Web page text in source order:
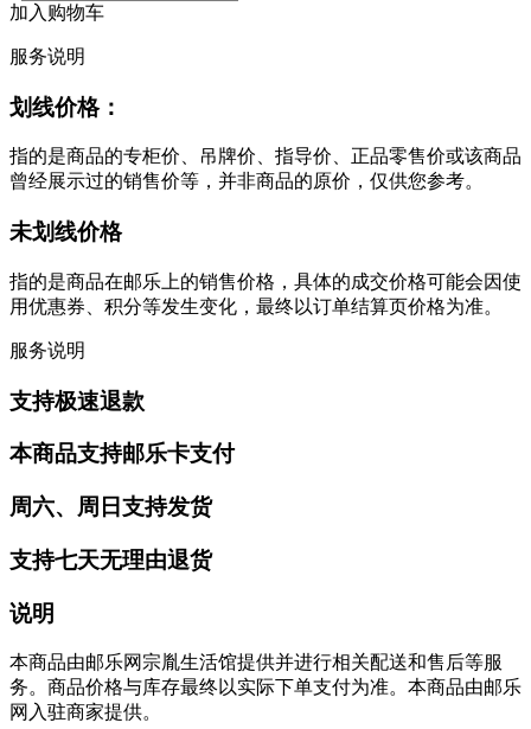
加入购物车
服务说明
划线价格：
指的是商品的专柜价、吊牌价、指导价、正品零售价或该商品
曾经展示过的销售价等，并非商品的原价，仅供您参考。
未划线价格
指的是商品在邮乐上的销售价格，具体的成交价格可能会因使
用优惠券、积分等发生变化，最终以订单结算页价格为准。
服务说明
支持极速退款
本商品支持邮乐卡支付
周六、周日支持发货
支持七天无理由退货
说明
本商品由邮乐网宗胤生活馆提供并进行相关配送和售后等服
务。商品价格与库存最终以实际下单支付为准。本商品由邮乐
网入驻商家提供。